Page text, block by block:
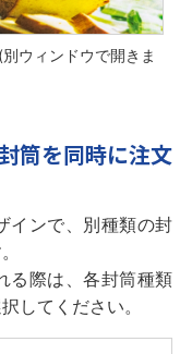
(別ウィンドウで開きま
筒を同時に注文
インで、別種類の封
る際は、各封筒種類
してください。